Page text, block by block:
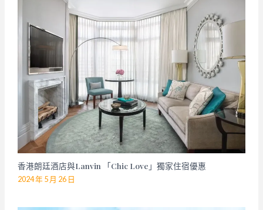
香港朗廷酒店與Lanvin 「Chic Love」獨家住宿優惠
2024 年 5 月 26 日